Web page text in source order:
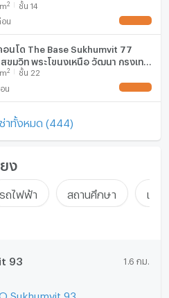
ตอบทันที ทีมงานมือ
m2 ชั้น 14
อน
77
ขุมวิท พระโขนงเหนือ วัฒนา กรุงเทพ
ทักไลน์ @connexproperty ตอบ
อาชีพ ✅ 🔥🔥🔥
m2 ชั้น 22
น
ช่าทั้งหมด (444)
ง
รถไฟฟ้า สถานศึกษา แหล่
93 1.6 กม.
Sukhumvit 93